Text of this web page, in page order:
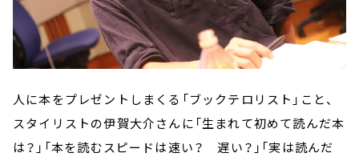
人に本をプレゼントしまくる「ブックテロリスト」こと、
スタイリストの伊賀大介さんに「生まれて初めて読んだ本
は？」「本を読むスピードは速い？ 遅い？」「実は読んだ